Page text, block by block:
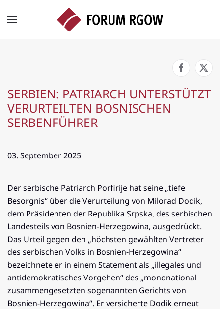
Zum Hauptinhalt springen
SERBIEN: PATRIARCH UNTERSTÜTZT
VERURTEILTEN BOSNISCHEN
SERBENFÜHRER
03. September 2025
Der serbische Patriarch Porfirije hat seine „tiefe
Besorgnis“ über die Verurteilung von Milorad Dodik,
dem Präsidenten der Republika Srpska, des serbischen
Landesteils von Bosnien-Herzegowina, ausgedrückt.
Das Urteil gegen den „höchsten gewählten Vertreter
des serbischen Volks in Bosnien-Herzegowina“
bezeichnete er in einem Statement als „illegales und
antidemokratisches Vorgehen“ des „mononational
zusammengesetzten sogenannten Gerichts von
Bosnien-Herzegowina“. Er versicherte Dodik erneut